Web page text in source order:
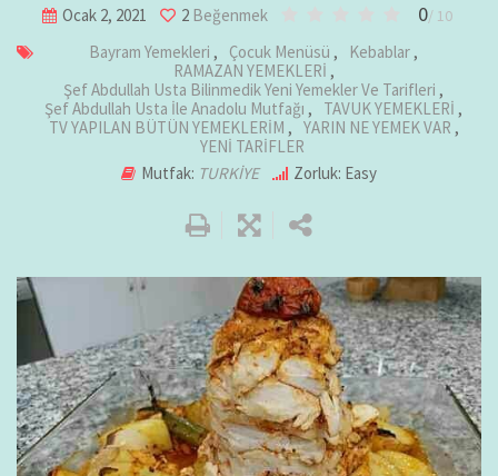
Ocak 2, 2021 2 Beğenmek 0/ 10
Bayram Yemekleri , Çocuk Menüsü , Kebablar ,
RAMAZAN YEMEKLERİ ,
Şef Abdullah Usta Bilinmedik Yeni Yemekler Ve Tarifleri ,
Şef Abdullah Usta İle Anadolu Mutfağı , TAVUK YEMEKLERİ ,
TV YAPILAN BÜTÜN YEMEKLERİM , YARIN NE YEMEK VAR ,
YENİ TARİFLER
Mutfak: TURKİYE Zorluk: Easy